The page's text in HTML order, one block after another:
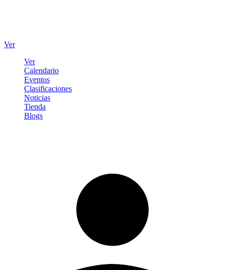
Ver
Ver
Calendario
Eventos
Clasificaciones
Noticias
Tienda
Blogs